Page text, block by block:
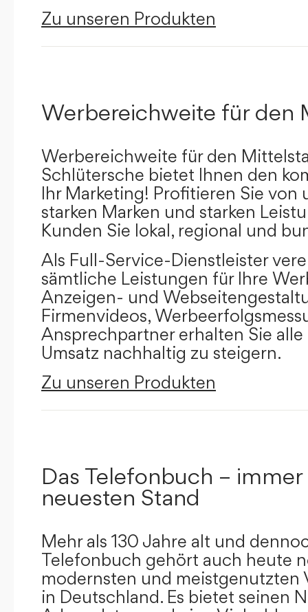
Zu unseren Produkten
Werbereichweite für den
Werbereichweite für den
Schlütersche bietet Ihnen den
Ihr Marketing! Profitieren Sie von
starken Marken und starken
Kunden Sie lokal, regional und
Als Full-Service-Dienstleister
sämtliche Leistungen für Ihre
Anzeigen- und
Firmenvideos,
Ansprechpartner erhalten Sie
Umsatz nachhaltig zu steigern.
Zu unseren Produkten
Das Telefonbuch –
neuesten Stand
Mehr als 130 Jahre alt und
Telefonbuch gehört auch heute
modernsten und meistgenutzten
in Deutschland. Es bietet seinen